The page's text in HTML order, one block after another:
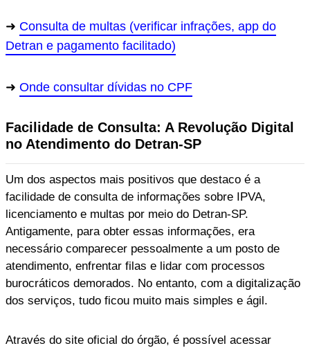
Consulta de multas (verificar infrações, app do
Detran e pagamento facilitado)
Onde consultar dívidas no CPF
Facilidade de Consulta: A Revolução Digital
no Atendimento do Detran-SP
Um dos aspectos mais positivos que destaco é a
facilidade de consulta de informações sobre IPVA,
licenciamento e multas por meio do Detran-SP.
Antigamente, para obter essas informações, era
necessário comparecer pessoalmente a um posto de
atendimento, enfrentar filas e lidar com processos
burocráticos demorados. No entanto, com a digitalização
dos serviços, tudo ficou muito mais simples e ágil.
Através do site oficial do órgão, é possível acessar